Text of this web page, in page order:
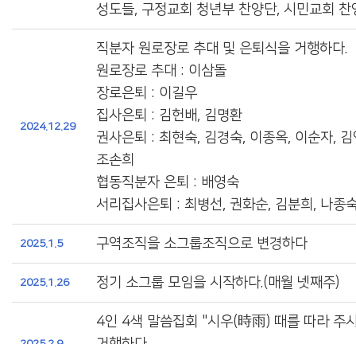
성도들, 구정교회 청년부 찬양단, 시민교회 찬
2024.12.29
직분자 원로장로 추대 및 은퇴식을 거행하다.
원로장로 추대 : 이삼돌
장로은퇴 : 이길우
집사은퇴 : 김헌배, 김명환
권사은퇴 : 최현숙, 김경숙, 이종옥, 이순자,
조손희
협동직분자 은퇴 : 배영숙
서리집사은퇴 : 최병선, 권화순, 김분희, 나종
2025.1.5 구역조직을 소그룹조직으로 변경하다
2025.1.26 정기 소그룹 모임을 시작하다.(매월 넷째주)
4인 4색 말씀집회 "시우(時雨) 때를 따라 주